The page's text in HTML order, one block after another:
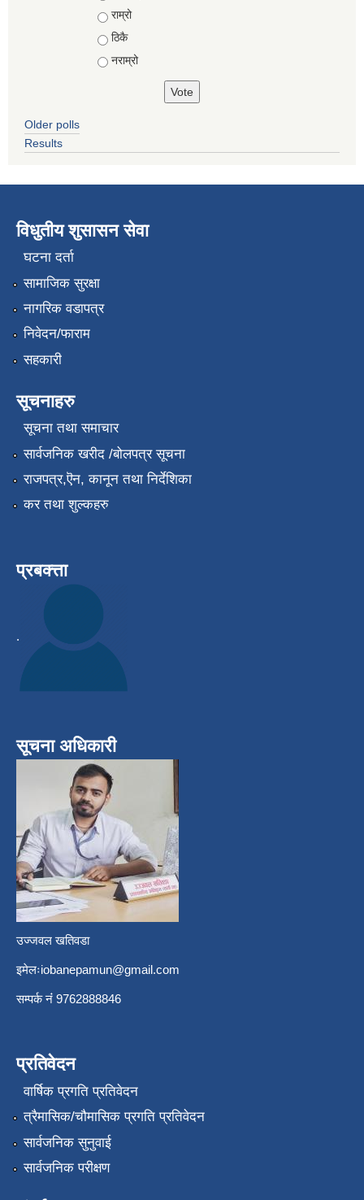
राम्रो
ठिकै
नराम्रो
Older polls
Results
विधुतीय शुसासन सेवा
घटना दर्ता
सामाजिक सुरक्षा
नागरिक वडापत्र
निवेदन/फाराम
सहकारी
सूचनाहरु
सूचना तथा समाचार
सार्वजनिक खरीद /बोलपत्र सूचना
राजपत्र,ऎन, कानून तथा निर्देशिका
कर तथा शुल्कहरु
प्रबक्त्ता
.
सूचना अधिकारी
उज्जवल खतिवडा
इमेलःiobanepamun@gmail.com
सम्पर्क नंं 9762888846
प्रतिवेदन
वार्षिक प्रगति प्रतिवेदन
त्रैमासिक/चौमासिक प्रगति प्रतिवेदन
सार्वजनिक सुनुवाई
सार्वजनिक परीक्षण